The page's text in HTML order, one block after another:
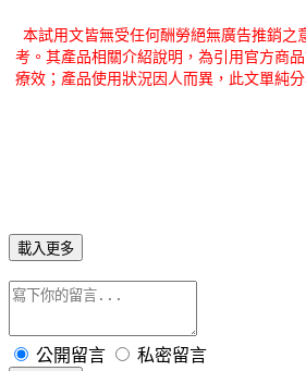
本試用文皆無受任何酬勞絕無廣告推銷之
考。其產品相關介紹說明，為引用官方商
療效；產品使用狀況因人而異，此文單純
載入更多
公開留言 私密留言